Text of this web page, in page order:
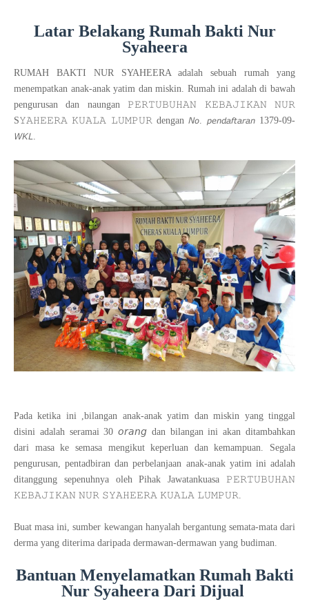
Latar Belakang Rumah Bakti Nur
Syaheera
RUMAH BAKTI NUR SYAHEERA adalah sebuah rumah yang
menempatkan anak-anak yatim dan miskin. Rumah ini adalah di bawah
pengurusan dan naungan 𝙿𝙴𝚁𝚃𝚄𝙱𝚄𝙷𝙰𝙽 𝙺𝙴𝙱𝙰𝙹𝙸𝙺𝙰𝙽 𝙽𝚄𝚁
S𝚈𝙰𝙷𝙴𝙴𝚁𝙰 𝙺𝚄𝙰𝙻𝙰 𝙻𝚄𝙼𝙿𝚄𝚁 dengan 𝘕𝘰. 𝘱𝘦𝘯𝘥𝘢𝘧𝘵𝘢𝘳𝘢𝘯 1379-09-
𝘞𝘒𝘓.
Pada ketika ini ,bilangan anak-anak yatim dan miskin yang tinggal
disini adalah seramai 30 𝘰𝘳𝘢𝘯𝘨 dan bilangan ini akan ditambahkan
dari masa ke semasa mengikut keperluan dan kemampuan. Segala
pengurusan, pentadbiran dan perbelanjaan anak-anak yatim ini adalah
ditanggung sepenuhnya oleh Pihak Jawatankuasa 𝙿𝙴𝚁𝚃𝚄𝙱𝚄𝙷𝙰𝙽
𝙺𝙴𝙱𝙰𝙹𝙸𝙺𝙰𝙽 𝙽𝚄𝚁 𝚂𝚈𝙰𝙷𝙴𝙴𝚁𝙰 𝙺𝚄𝙰𝙻𝙰 𝙻𝚄𝙼𝙿𝚄𝚁.
Buat masa ini, sumber kewangan hanyalah bergantung semata-mata dari
derma yang diterima daripada dermawan-dermawan yang budiman.
Bantuan Menyelamatkan Rumah Bakti
Nur Syaheera Dari Dijual